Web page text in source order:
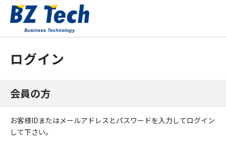
ログイン
会員の方
お客様IDまたはメールアドレスとパスワードを入力してログイン
して下さい。